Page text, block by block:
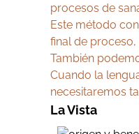
procesos de
Este método
final de
También
Cuando la
necesitaremos
La Vista